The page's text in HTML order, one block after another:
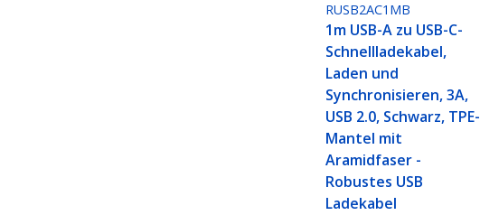
RUSB2AC1MB
1m USB-A zu USB-C-
Schnellladekabel,
Laden und
Synchronisieren, 3A,
USB 2.0, Schwarz, TPE-
Mantel mit
Aramidfaser -
Robustes USB
Ladekabel